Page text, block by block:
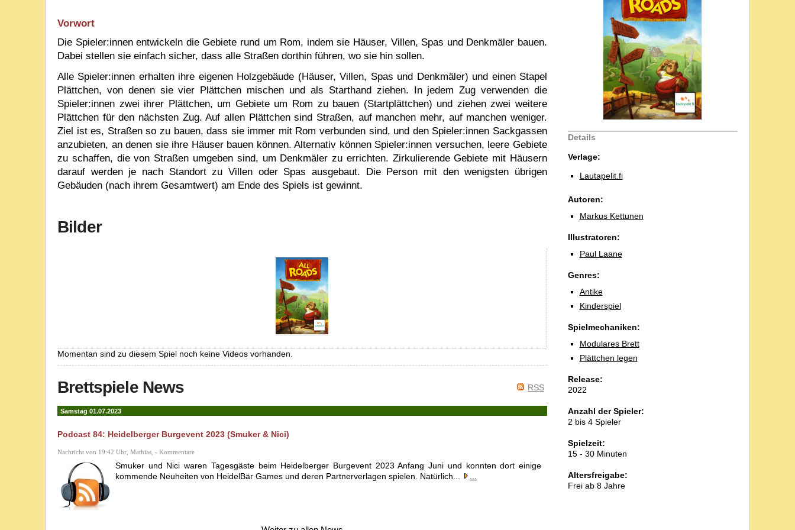
Details
Verlage:
Lautapelit.fi
Autoren:
Markus Kettunen
Illustratoren:
Paul Laane
Genres:
Antike
Kinderspiel
Spielmechaniken:
Modulares Brett
Plättchen legen
Release:
2022
Anzahl der Spieler:
2 bis 4 Spieler
Spielzeit:
15 - 30 Minuten
Altersfreigabe:
Frei ab 8 Jahre
Vorwort
Die Spieler:innen entwickeln die Gebiete rund um Rom, indem sie Häuser, Villen, Spas und Denkmäler bauen.
Dabei stellen sie einfach sicher, dass alle Straßen dorthin führen, wo sie hin sollen.
Alle Spieler:innen erhalten ihre eigenen Holzgebäude (Häuser, Villen, Spas und Denkmäler) und einen Stapel
Plättchen, von denen sie vier Plättchen mischen und als Starthand ziehen. In jedem Zug verwenden die
Spieler:innen zwei ihrer Plättchen, um Gebiete um Rom zu bauen (Startplättchen) und ziehen zwei weitere
Plättchen für den nächsten Zug.Auf allen Plättchen sind Straßen, auf manchen mehr, auf manchen weniger.
Ziel ist es, Straßen so zu bauen, dass sie immer mit Rom verbunden sind, und den Spieler:innen Sackgassen
anzubieten, an denen sie ihre Häuser bauen können.Alternativ können Spieler:innen versuchen, leere Gebiete
zu schaffen, die von Straßen umgeben sind, um Denkmäler zu errichten. Zirkulierende Gebiete mit Häusern
darauf werden je nach Standort zu Villen oder Spas ausgebaut. Die Person mit den wenigsten übrigen
Gebäuden (nach ihrem Gesamtwert) am Ende des Spiels ist gewinnt.
Bilder
Momentan sind zu diesem Spiel noch keine Videos vorhanden.
RSS
Brettspiele News
Samstag 01.07.2023
Podcast 84: Heidelberger Burgevent 2023 (Smuker & Nici)
Nachricht von 19:42 Uhr, Mathias, - Kommentare
Smuker und Nici waren Tagesgäste beim Heidelberger Burgevent 2023 Anfang Juni und konnten dort einige
kommende Neuheiten von HeidelBär Games und deren Partnerverlagen spielen. Natürlich...